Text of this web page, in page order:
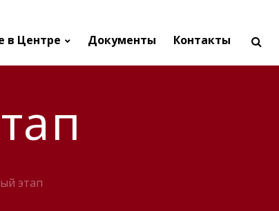
в Центре Документы Контакты
этап